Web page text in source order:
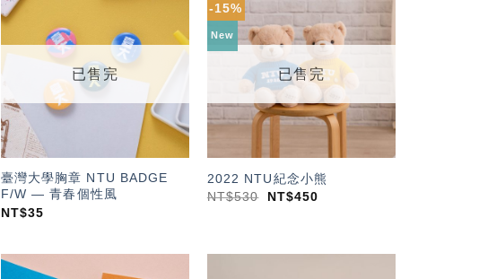
「願
望輕
已售完
臺灣大學胸章 NTU BADGE
F/W — 青春個性風
NT$35
-15%
New
望輕
已售完
2022 NTU紀念小熊
NT$530 NT$450